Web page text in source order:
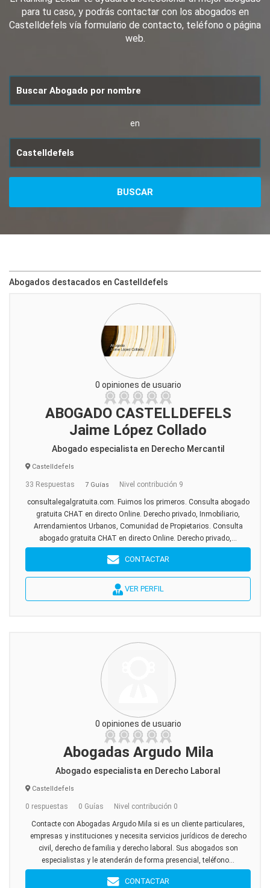
para tu caso, y podrás contactar con los abogados en
Castelldefels vía formulario de contacto, teléfono o página
web.
en
Abogados destacados en Castelldefels
0 opiniones de usuario
ABOGADO CASTELLDEFELS
Jaime López Collado
Abogado especialista en Derecho Mercantil
Castelldefels
33 Respuestas 7 Guías Nivel contribución 9
consultalegalgratuita.com. Fuimos los primeros. Consulta abogado
gratuita CHAT en directo Online. Derecho privado, Inmobiliario,
Arrendamientos Urbanos, Comunidad de Propietarios. Consulta
abogado gratuita CHAT en directo Online. Derecho privado,...
CONTACTAR
VER PERFIL
0 opiniones de usuario
Abogadas Argudo Mila
Abogado especialista en Derecho Laboral
Castelldefels
0 respuestas 0 Guías Nivel contribución 0
Contacte con Abogadas Argudo Mila si es un cliente particulares,
empresas y instituciones y necesita servicios jurídicos de derecho
civil, derecho de familia y derecho laboral. Sus abogados son
especialistas y le atenderán de forma presencial, teléfono...
CONTACTAR